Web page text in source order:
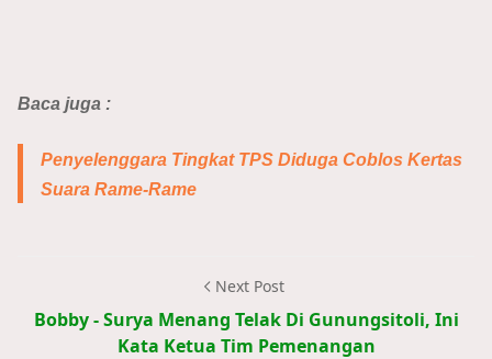
Baca juga :
Penyelenggara Tingkat TPS Diduga Coblos Kertas
Suara Rame-Rame
Next Post
Bobby - Surya Menang Telak Di Gunungsitoli, Ini
Kata Ketua Tim Pemenangan